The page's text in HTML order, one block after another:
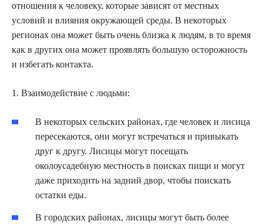
отношения к человеку, которые зависят от местных
условий и влияния окружающей среды. В некоторых
регионах она может быть очень близка к людям, в то время
как в других она может проявлять большую осторожность
и избегать контакта.
1. Взаимодействие с людьми:
В некоторых сельских районах, где человек и лисица
пересекаются, они могут встречаться и привыкать
друг к другу. Лисицы могут посещать
околоусадебную местность в поисках пищи и могут
даже приходить на задний двор, чтобы поискать
остатки еды.
В городских районах, лисицы могут быть более